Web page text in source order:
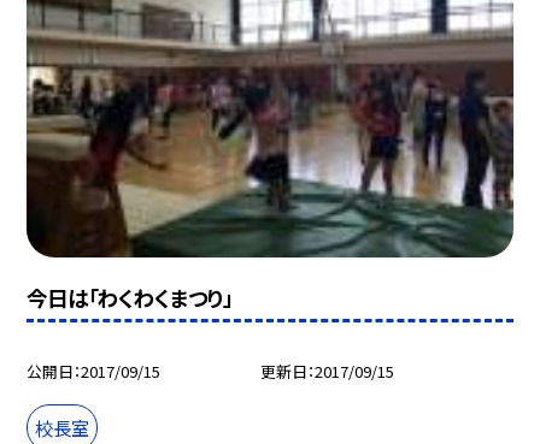
今日は「わくわくまつり」
公開日 2017/09/15 更新日 2017/09/15
校長室